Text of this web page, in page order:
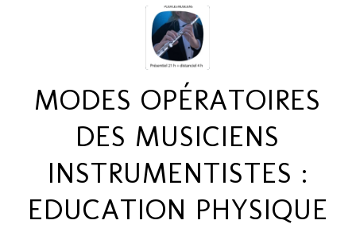
MODES OPÉRATOIRES
DES MUSICIENS
INSTRUMENTISTES :
EDUCATION PHYSIQUE